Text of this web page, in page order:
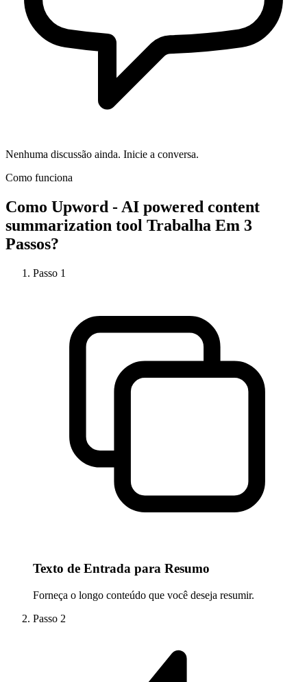
Nenhuma discussão ainda. Inicie a conversa.
Como funciona
Como Upword - AI powered content
summarization tool Trabalha Em 3
Passos?
Passo 1
Texto de Entrada para Resumo
Forneça o longo conteúdo que você deseja resumir.
Passo 2